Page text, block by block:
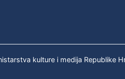
kulture i medija Republike